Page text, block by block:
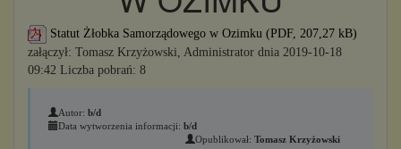
Statut Żłobka Samorządowego w Ozimku (PDF, 207,27 kB)
załączył: Tomasz Krzyżowski, Administrator dnia 2019-10-18
09:42 Liczba pobrań: 8
Autor: b/d
Data wytworzenia informacji: b/d
Opublikował: Tomasz Krzyżowski